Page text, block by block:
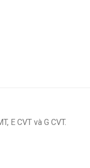
E CVT và G CVT.